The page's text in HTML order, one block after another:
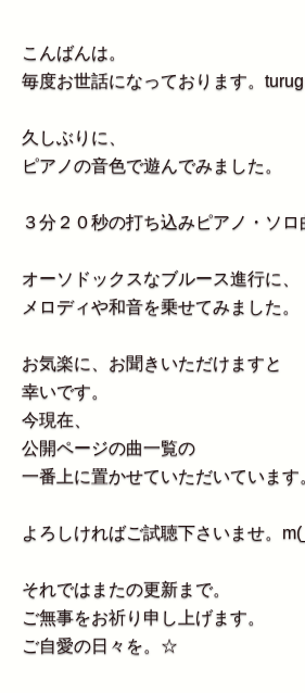
こんばんは。
毎度お世話になっております。turug
久しぶりに、
ピアノの音色で遊んでみました。
３分２０秒の打ち込みピアノ・ソロ
オーソドックスなブルース進行に、
メロディや和音を乗せてみました。
お気楽に、お聞きいただけますと
幸いです。
今現在、
公開ページの曲一覧の
一番上に置かせていただいています
よろしければご試聴下さいませ。
それではまたの更新まで。
ご無事をお祈り申し上げます。
ご自愛の日々を。☆